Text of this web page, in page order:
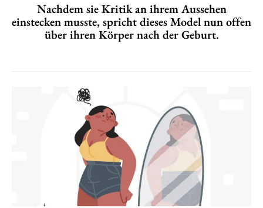
Nachdem sie Kritik an ihrem Aussehen
einstecken musste, spricht dieses Model nun offen
über ihren Körper nach der Geburt.